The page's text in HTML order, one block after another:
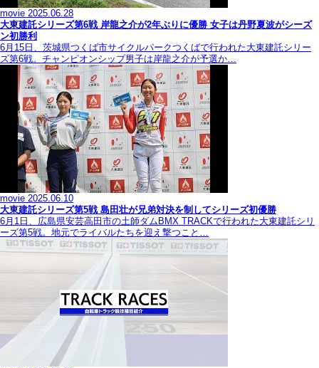
movie 2025.06.28
大東建託シリーズ第6戦 岸龍之介が2年ぶりに優勝 女子は丹野夏波がシーズ
ン初勝利
6月15日、茨城県つくば市サイクルパークつくばで行われた大東建託シリー
ズ第6戦。チャンピオンシップ男子は岸龍之介が予選か…
movie 2025.06.10
大東建託シリーズ第5戦 島田壮が兄弟対決を制してシリーズ初優勝
6月1日、広島県安芸高田市の土師ダムBMX TRACKで行われた大東建託シリ
ーズ第5戦。地元でライバルたちを迎え撃つこと…